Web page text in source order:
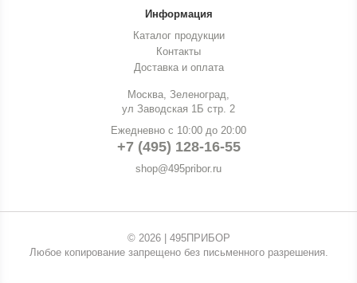
Информация
Каталог продукции
Контакты
Доставка и оплата
Москва, Зеленоград,
ул Заводская 1Б стр. 2
Ежедневно с 10:00 до 20:00
+7 (495) 128-16-55
shop@495pribor.ru
© 2026 | 495ПРИБОР
Любое копирование запрещено без письменного разрешения.